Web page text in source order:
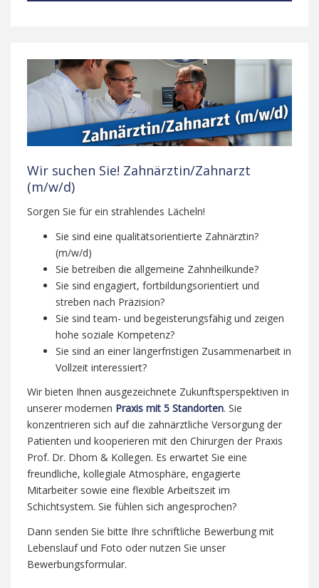
Wir suchen Sie! Zahnärztin/Zahnarzt
(m/w/d)
Sorgen Sie für ein strahlendes Lächeln!
Sie sind eine qualitätsorientierte Zahnärztin?
(m/w/d)
Sie betreiben die allgemeine Zahnheilkunde?
Sie sind engagiert, fortbildungsorientiert und
streben nach Präzision?
Sie sind team- und begeisterungsfähig und zeigen
hohe soziale Kompetenz?
Sie sind an einer längerfristigen Zusammenarbeit in
Vollzeit interessiert?
Wir bieten Ihnen ausgezeichnete Zukunftsperspektiven in
unserer modernen Praxis mit 5 Standorten. Sie
konzentrieren sich auf die zahnärztliche Versorgung der
Patienten und kooperieren mit den Chirurgen der Praxis
Prof. Dr. Dhom & Kollegen. Es erwartet Sie eine
freundliche, kollegiale Atmosphäre, engagierte
Mitarbeiter sowie eine flexible Arbeitszeit im
Schichtsystem. Sie fühlen sich angesprochen?
Dann senden Sie bitte Ihre schriftliche Bewerbung mit
Lebenslauf und Foto oder nutzen Sie unser
Bewerbungsformular.